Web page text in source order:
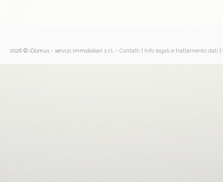
2026 © iDomus - servizi immobiliari s.r.l. - Contatti Info legali e trattamento dati